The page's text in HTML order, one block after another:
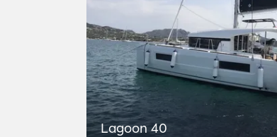
Lagoon 40